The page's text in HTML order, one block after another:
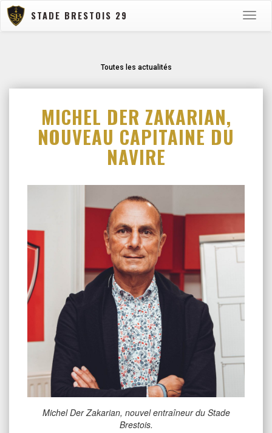
Toggle
STADE BRESTOIS 29
Toutes les actualités
MICHEL DER ZAKARIAN,
NOUVEAU CAPITAINE DU
NAVIRE
Michel Der Zakarian, nouvel entraîneur du Stade
Brestois.